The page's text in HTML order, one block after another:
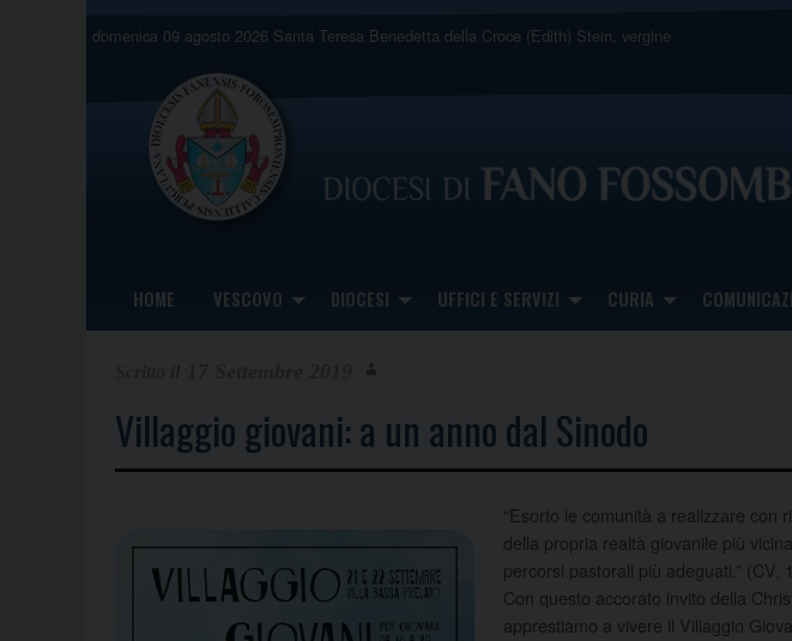
domenica 09 agosto 2026 Santa Teresa Benedetta della Croce (Edith) Stein, vergine
HOME VESCOVO DIOCESI UFFICI E SERVIZI CURIA
Villaggio giovani: a un anno dal Sinodo
“Esorto le comunità a realizzare con
della propria realtà giovanile più
percorsi pastorali più adeguati.” (CV,
Con questo accorato invito della
apprestiamo a vivere il Villaggio